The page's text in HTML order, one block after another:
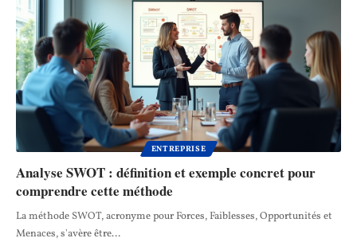
ENTREPRISE
Analyse SWOT : définition et exemple concret pour
comprendre cette méthode
La méthode SWOT, acronyme pour Forces, Faiblesses, Opportunités et
Menaces, s'avère être…